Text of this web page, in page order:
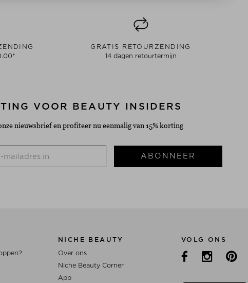
GRATIS RETOURZENDING
14 dagen retourtermijn
VOOR BEAUTY INSIDERS
nieuwsbrief en profiteer nu eenmalig van 15% korting
ABONNEER
NICHE BEAUTY
Over ons
Niche Beauty Corner
App
VOLG ONS